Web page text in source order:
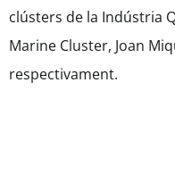
clústers de la Indústria
Marine Cluster, Joan
respectivament.